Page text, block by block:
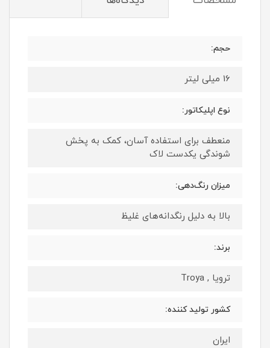
حجم:
16 میلی لیتر
نوع اپلیکاتور:
منعطف برای استفاده آسان، کمک به پخش
شوندگی یکدست لاک
میزان رنگ‌دهی:
بالا به دلیل رنگدانه‌های غلیظ
برند:
ترویا , Troya
کشور تولید کننده:
ایران